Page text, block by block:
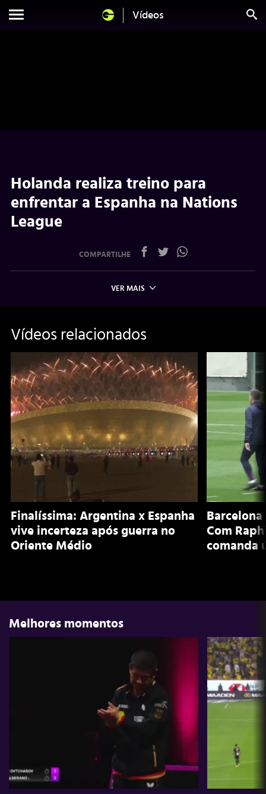
Vídeos
Holanda realiza treino para
enfrentar a Espanha na Nations
League
COMPARTILHE
VER MAIS
Vídeos relacionados
Finalíssima: Argentina x Espanha
vive incerteza após guerra no
Oriente Médio
Com
comanda
Melhores momentos